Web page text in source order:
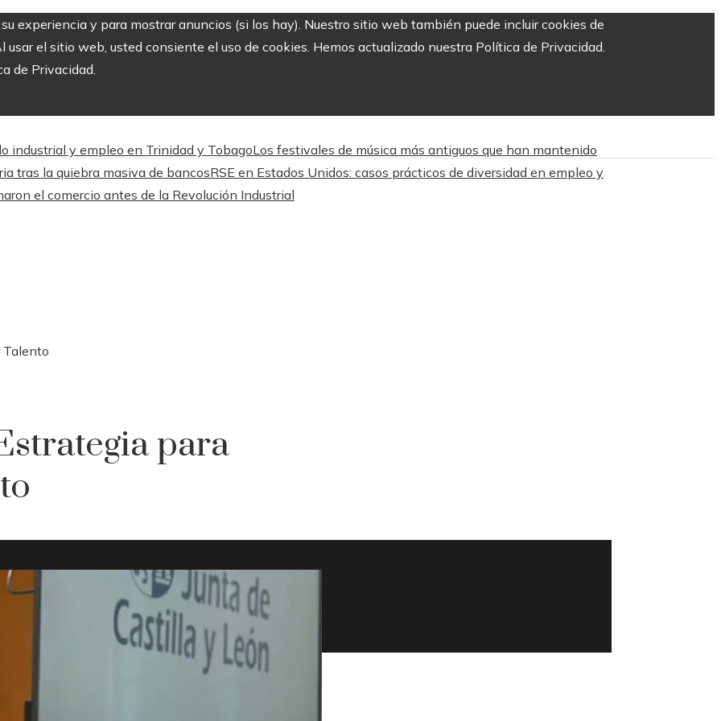
experiencia y para mostrar anuncios (si los hay). Nuestro sitio web también puede incluir cookies de
el sitio web, usted consiente el uso de cookies. Hemos actualizado nuestra Política de Privacidad.
de Privacidad.
industrial y empleo en Trinidad y TobagoLos festivales de música más antiguos que han mantenido
tras la quiebra masiva de bancosRSE en Estados Unidos: casos prácticos de diversidad en empleo y
el comercio antes de la Revolución Industrial
Talento
para